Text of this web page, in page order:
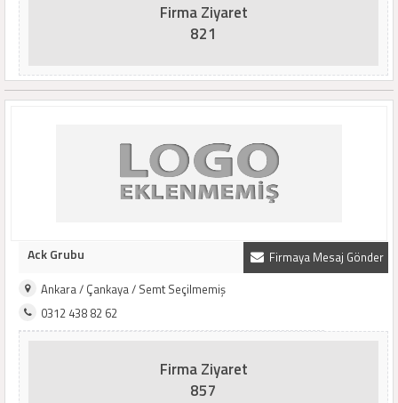
Firma Ziyaret
821
Firmaya Mesaj Gönder
Ack Grubu
Ankara / Çankaya / Semt Seçilmemiş
0312 438 82 62
Firma Ziyaret
857